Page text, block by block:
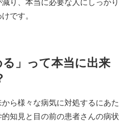
り、本当に必要な人にしっかり
です。
る」って本当に出来
から様々な病気に対処するにあた
知見と目の前の患者さんの病状